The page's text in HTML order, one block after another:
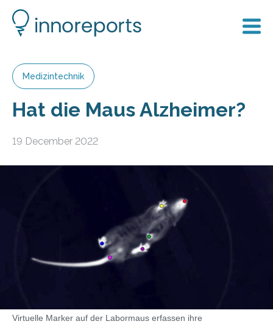
Medizintechnik
Hat die Maus Alzheimer?
19 December 2022
Virtuelle Marker auf der Labormaus erfassen ihre